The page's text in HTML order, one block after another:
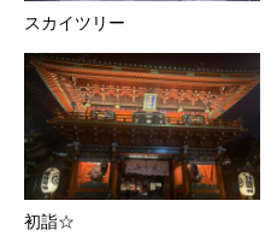
スカイツリー
初詣☆